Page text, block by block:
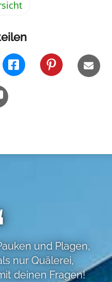
und Plagen,
nur Quälerei,
deinen Fragen!